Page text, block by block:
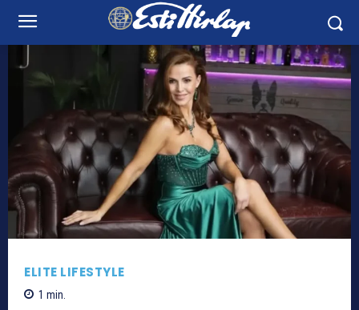
ELITE LIFESTYLE
1 min.